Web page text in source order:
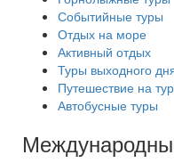
Событийные туры
Отдых на море
Активный отдых
Туры выходного
Путешествие на
Автобусные туры